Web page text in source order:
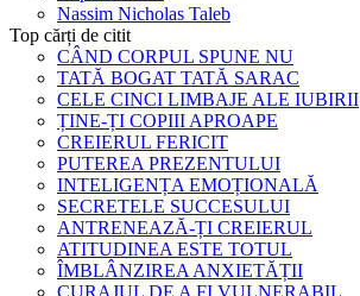
Nassim Nicholas Taleb
Top cărți de citit
CÂND CORPUL SPUNE NU
TATĂ BOGAT TATĂ SARAC
CELE CINCI LIMBAJE ALE IUBIRII
ȚINE-ȚI COPIII APROAPE
CREIERUL FERICIT
PUTEREA PREZENTULUI
INTELIGENȚA EMOȚIONALĂ
SECRETELE SUCCESULUI
ANTRENEAZĂ-ȚI CREIERUL
ATITUDINEA ESTE TOTUL
ÎMBLÂNZIREA ANXIETĂȚII